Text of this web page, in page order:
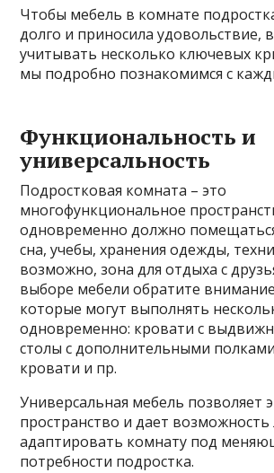
Чтобы мебель в комнате
долго и приносила удовольствие,
учитывать несколько ключевых
мы подробно познакомимся с
Функциональность и
универсальность
Подростковая комната – это
многофункциональное
одновременно должно
сна, учебы, хранения одежды,
возможно, зона для отдыха с
выборе мебели обратите
которые могут выполнять
одновременно: кровати с
столы с дополнительными
кровати и пр.
Универсальная мебель позволяет
пространство и дает возможность
адаптировать комнату под
потребности подростка.